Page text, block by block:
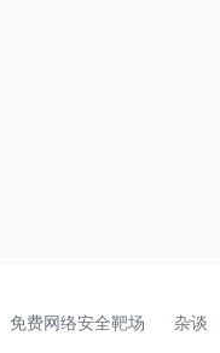
免费网络安全靶场 杂谈